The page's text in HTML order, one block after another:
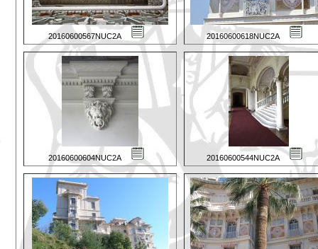
20160600567NUC2A 20160600618NUC2A
20160600604NUC2A 20160600544NUC2A